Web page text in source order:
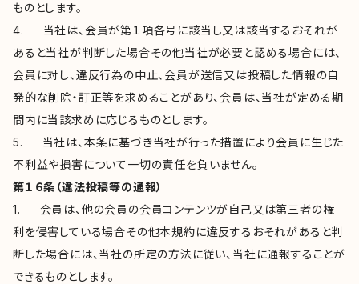
ものとします。
4. 当社は、会員が第１項各号に該当し又は該当するおそれが
あると当社が判断した場合その他当社が必要と認める場合には、
会員に対し、違反行為の中止、会員が送信又は投稿した情報の自
発的な削除・訂正等を求めることがあり、会員は、当社が定める期
間内に当該求めに応じるものとします。
5. 当社は、本条に基づき当社が行った措置により会員に生じた
不利益や損害について一切の責任を負いません。
第１６条（違法投稿等の通報）
1. 会員は、他の会員の会員コンテンツが自己又は第三者の権
利を侵害している場合その他本規約に違反するおそれがあると判
断した場合には、当社の所定の方法に従い、当社に通報することが
できるものとします。